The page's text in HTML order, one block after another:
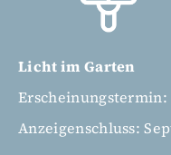
Licht im Garten
Anzeigenschluss: